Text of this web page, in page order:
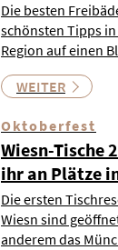
Die besten
schönsten Tipps
Region auf einen
WEITER
Oktoberfest
Wiesn-Tische
ihr an Plätze
Die ersten
Wiesn sind
anderem das